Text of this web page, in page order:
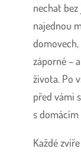
nechat
najednou
záporné –
života. Po
před vámi
s domácím
Každé